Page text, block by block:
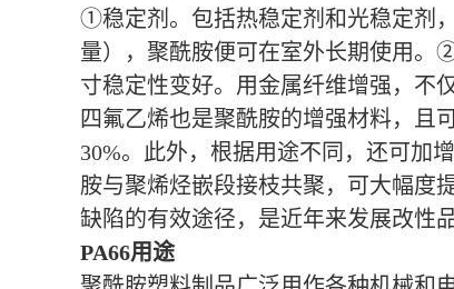
①稳定剂。包括热稳定剂和光稳定剂
量），聚酰胺便可在室外长期使用。
寸稳定性变好。用金属纤维增强，不
四氟乙烯也是聚酰胺的增强材料，且
30%。此外，根据用途不同，还可加
胺与聚烯烃嵌段接枝共聚，可大幅度
缺陷的有效途径，是近年来发展改性
PA66用途